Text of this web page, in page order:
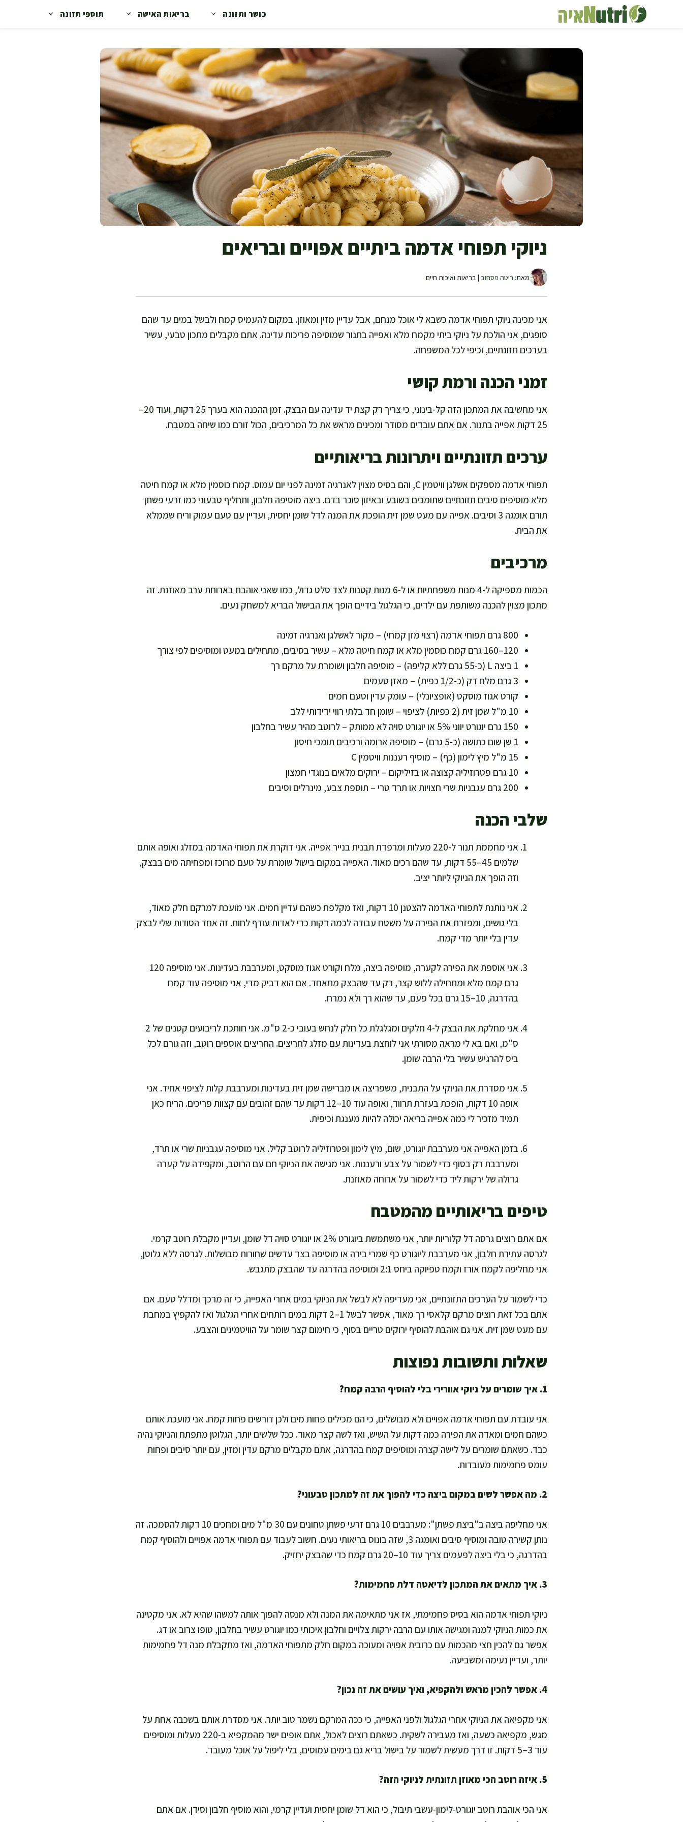
כושר ותזונה בריאות האישה תוספי תזונה
ניוקי תפוחי אדמה ביתיים אפויים ובריאים
מאת: ריטה פסחוב | בריאות ואיכות חיים
אני מכינה ניוקי תפוחי אדמה כשבא לי אוכל מנחם, אבל עדיין מזין ומאוזן. במקום להעמיס קמח ולבשל במים עד שהם
סופגים, אני הולכת על ניוקי ביתי מקמח מלא ואפייה בתנור שמוסיפה פריכות עדינה. אתם מקבלים מתכון טבעי, עשיר
בערכים תזונתיים, וכיפי לכל המשפחה.
זמני הכנה ורמת קושי
אני מחשיבה את המתכון הזה קל-בינוני, כי צריך רק קצת יד עדינה עם הבצק. זמן ההכנה הוא בערך 25 דקות, ועוד 20–
25 דקות אפייה בתנור. אם אתם עובדים מסודר ומכינים מראש את כל המרכיבים, הכול זורם כמו שיחה במטבח.
ערכים תזונתיים ויתרונות בריאותיים
תפוחי אדמה מספקים אשלגן וויטמין C, והם בסיס מצוין לאנרגיה זמינה לפני יום עמוס. קמח כוסמין מלא או קמח חיטה
מלא מוסיפים סיבים תזונתיים שתומכים בשובע ובאיזון סוכר בדם. ביצה מוסיפה חלבון, ותחליף טבעוני כמו זרעי פשתן
תורם אומגה 3 וסיבים. אפייה עם מעט שמן זית הופכת את המנה לדל שומן יחסית, ועדיין עם טעם עמוק וריח שממלא
את הבית.
מרכיבים
הכמות מספיקה ל-4 מנות משפחתיות או ל-6 מנות קטנות לצד סלט גדול, כמו שאני אוהבת בארוחת ערב מאוזנת. זה
מתכון מצוין להכנה משותפת עם ילדים, כי הגלגול בידיים הופך את הבישול הבריא למשחק נעים.
800 גרם תפוחי אדמה (רצוי מזן קמחי) – מקור לאשלגן ואנרגיה זמינה
120–160 גרם קמח כוסמין מלא או קמח חיטה מלא – עשיר בסיבים, מתחילים במעט ומוסיפים לפי צורך
1 ביצה L (כ-55 גרם ללא קליפה) – מוסיפה חלבון ושומרת על מרקם רך
3 גרם מלח דק (כ-1/2 כפית) – מאזן טעמים
קורט אגוז מוסקט (אופציונלי) – עומק עדין וטעם חמים
10 מ"ל שמן זית (2 כפיות) לציפוי – שומן חד בלתי רווי ידידותי ללב
150 גרם יוגורט יווני 5% או יוגורט סויה לא ממותק – לרוטב מהיר עשיר בחלבון
1 שן שום כתושה (כ-5 גרם) – מוסיפה ארומה ורכיבים תומכי חיסון
15 מ"ל מיץ לימון (כף) – מוסיף רעננות וויטמין C
10 גרם פטרוזיליה קצוצה או בזיליקום – ירוקים מלאים בנוגדי חמצון
200 גרם עגבניות שרי חצויות או תרד טרי – תוספת צבע, מינרלים וסיבים
שלבי הכנה
אני מחממת תנור ל-220 מעלות ומרפדת תבנית בנייר אפייה. אני דוקרת את תפוחי האדמה במזלג ואופה אותם
שלמים 45–55 דקות, עד שהם רכים מאוד. האפייה במקום בישול שומרת על טעם מרוכז ומפחיתה מים בבצק,
וזה הופך את הניוקי ליותר יציב.
אני נותנת לתפוחי האדמה להצטנן 10 דקות, ואז מקלפת כשהם עדיין חמים. אני מועכת למרקם חלק מאוד,
בלי גושים, ומפזרת את הפירה על משטח עבודה לכמה דקות כדי לאדות עודף לחות. זה אחד הסודות שלי לבצק
עדין בלי יותר מדי קמח.
אני אוספת את הפירה לקערה, מוסיפה ביצה, מלח וקורט אגוז מוסקט, ומערבבת בעדינות. אני מוסיפה 120
גרם קמח מלא ומתחילה ללוש קצר, רק עד שהבצק מתאחד. אם הוא דביק מדי, אני מוסיפה עוד קמח
בהדרגה, 10–15 גרם בכל פעם, עד שהוא רך ולא נמרח.
אני מחלקת את הבצק ל-4 חלקים ומגלגלת כל חלק לנחש בעובי כ-2 ס"מ. אני חותכת לריבועים קטנים של 2
ס"מ, ואם בא לי מראה מסורתי אני לוחצת בעדינות עם מזלג לחריצים. החריצים אוספים רוטב, וזה גורם לכל
ביס להרגיש עשיר בלי הרבה שומן.
אני מסדרת את הניוקי על התבנית, משפריצה או מברישה שמן זית בעדינות ומערבבת קלות לציפוי אחיד. אני
אופה 10 דקות, הופכת בעזרת תרווד, ואופה עוד 10–12 דקות עד שהם זהובים עם קצוות פריכים. הריח כאן
תמיד מזכיר לי כמה אפייה בריאה יכולה להיות מענגת וכיפית.
בזמן האפייה אני מערבבת יוגורט, שום, מיץ לימון ופטרוזיליה לרוטב קליל. אני מוסיפה עגבניות שרי או תרד,
ומערבבת רק בסוף כדי לשמור על צבע ורעננות. אני מגישה את הניוקי חם עם הרוטב, ומקפידה על קערה
גדולה של ירקות ליד כדי לשמור על ארוחה מאוזנת.
טיפים בריאותיים מהמטבח
אם אתם רוצים גרסה דל קלוריות יותר, אני משתמשת ביוגורט 2% או יוגורט סויה דל שומן, ועדיין מקבלת רוטב קרמי.
לגרסה עתירת חלבון, אני מערבבת ליוגורט כף שמרי בירה או מוסיפה בצד עדשים שחורות מבושלות. לגרסה ללא גלוטן,
אני מחליפה לקמח אורז וקמח טפיוקה ביחס 2:1 ומוסיפה בהדרגה עד שהבצק מתגבש.
כדי לשמור על הערכים התזונתיים, אני מעדיפה לא לבשל את הניוקי במים אחרי האפייה, כי זה מרכך ומדלל טעם. אם
אתם בכל זאת רוצים מרקם קלאסי רך מאוד, אפשר לבשל 1–2 דקות במים רותחים אחרי הגלגול ואז להקפיץ במחבת
עם מעט שמן זית. אני גם אוהבת להוסיף ירוקים טריים בסוף, כי חימום קצר שומר על הוויטמינים והצבע.
שאלות ותשובות נפוצות
1. איך שומרים על ניוקי אוורירי בלי להוסיף הרבה קמח?
אני עובדת עם תפוחי אדמה אפויים ולא מבושלים, כי הם מכילים פחות מים ולכן דורשים פחות קמח. אני מועכת אותם
כשהם חמים ומאדה את הפירה כמה דקות על השיש, ואז לשה קצר מאוד. ככל שלשים יותר, הגלוטן מתפתח והניוקי נהיה
כבד. כשאתם שומרים על לישה קצרה ומוסיפים קמח בהדרגה, אתם מקבלים מרקם עדין ומזין, עם יותר סיבים ופחות
עומס פחמימות מעובדות.
2. מה אפשר לשים במקום ביצה כדי להפוך את זה למתכון טבעוני?
אני מחליפה ביצה ב"ביצת פשתן": מערבבים 10 גרם זרעי פשתן טחונים עם 30 מ"ל מים ומחכים 10 דקות להסמכה. זה
נותן קשירה טובה ומוסיף סיבים ואומגה 3, שזה בונוס בריאותי נעים. חשוב לעבוד עם תפוחי אדמה אפויים ולהוסיף קמח
בהדרגה, כי בלי ביצה לפעמים צריך עוד 10–20 גרם קמח כדי שהבצק יחזיק.
3. איך מתאים את המתכון לדיאטה דלת פחמימות?
ניוקי תפוחי אדמה הוא בסיס פחמימתי, אז אני מתאימה את המנה ולא מנסה להפוך אותה למשהו שהיא לא. אני מקטינה
את כמות הניוקי למנה ומגישה אותו עם הרבה ירקות צלויים וחלבון איכותי כמו יוגורט עשיר בחלבון, טופו צרוב או דג.
אפשר גם להכין חצי מהכמות עם כרובית אפויה ומעוכה במקום חלק מתפוחי האדמה, ואז מתקבלת מנה דל פחמימות
יותר, ועדיין נעימה ומשביעה.
4. אפשר להכין מראש ולהקפיא, ואיך עושים את זה נכון?
אני מקפיאה את הניוקי אחרי הגלגול ולפני האפייה, כי ככה המרקם נשמר טוב יותר. אני מסדרת אותם בשכבה אחת על
מגש, מקפיאה כשעה, ואז מעבירה לשקית. כשאתם רוצים לאכול, אתם אופים ישר מהמקפיא ב-220 מעלות ומוסיפים
עוד 3–5 דקות. זו דרך מעשית לשמור על בישול בריא גם בימים עמוסים, בלי ליפול על אוכל מעובד.
5. איזה רוטב הכי מאוזן תזונתית לניוקי הזה?
אני הכי אוהבת רוטב יוגורט-לימון-עשבי תיבול, כי הוא דל שומן יחסית ועדיין קרמי, והוא מוסיף חלבון וסידן. אם אתם